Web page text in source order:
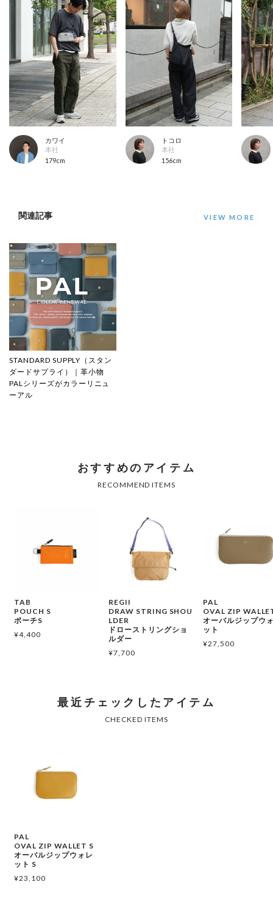
カワイ
本社
179cm
トコロ
本社
156cm
関連記事
STANDARD SUPPLY（スタン
ダードサプライ）｜革小物
PALシリーズがカラーリニュ
ーアル
VIEW MORE
TAB
POUCH S
ポーチS
¥4,400
REGII
DRAW STRING SHOU
LDER
ドローストリングショ
ルダー
¥7,700
PAL
OVAL ZIP
オーバルジップウ
ット
¥27,500
PAL
OVAL ZIP WALLET S
オーバルジップウォレ
ット S
¥23,100